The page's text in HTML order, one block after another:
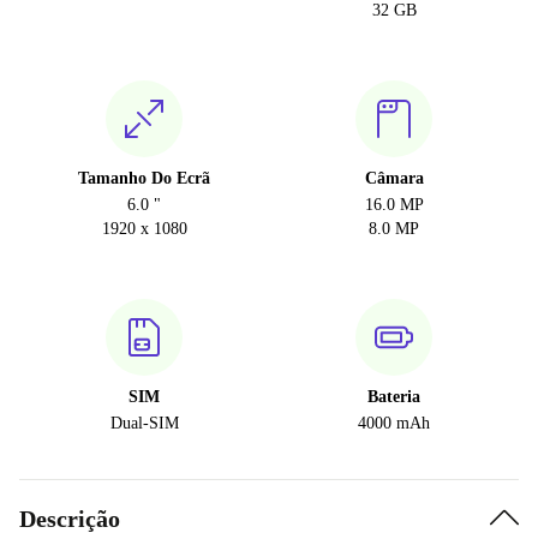
32 GB
Tamanho Do Ecrã
6.0 "
1920 x 1080
Câmara
16.0 MP
8.0 MP
SIM
Dual-SIM
Bateria
4000 mAh
Descrição